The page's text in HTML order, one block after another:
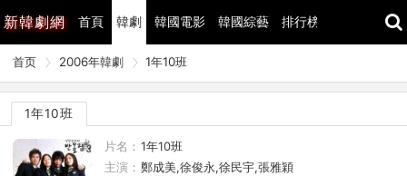
新韓劇網 首頁 韓劇 韓國電影 韓國綜藝 排行榜
首页 2006年韓劇 1年10班
1年10班
片名： 1年10班
主演： 鄭成美,徐俊永,徐民宇,張雅穎